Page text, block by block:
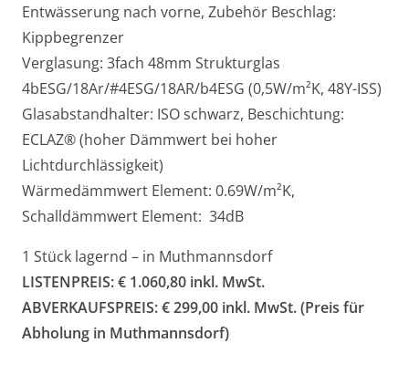
Entwässerung nach vorne, Zubehör Beschlag:
Kippbegrenzer
Verglasung: 3fach 48mm Strukturglas
4bESG/18Ar/#4ESG/18AR/b4ESG (0,5W/m²K, 48Y-ISS)
Glasabstandhalter: ISO schwarz, Beschichtung:
ECLAZ® (hoher Dämmwert bei hoher
Lichtdurchlässigkeit)
Wärmedämmwert Element: 0.69W/m²K,
Schalldämmwert Element: 34dB
1 Stück lagernd – in Muthmannsdorf
LISTENPREIS: € 1.060,80 inkl. MwSt.
ABVERKAUFSPREIS: € 299,00 inkl. MwSt. (Preis für
Abholung in Muthmannsdorf)